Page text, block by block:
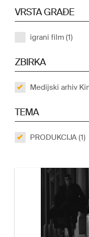
VRSTA GRAĐE
igrani film (1)
ZBIRKA
Medijski arhiv
TEMA
PRODUKCIJA (1)